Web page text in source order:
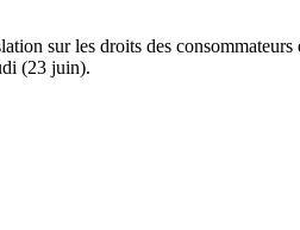
sur les droits des
(23 juin).